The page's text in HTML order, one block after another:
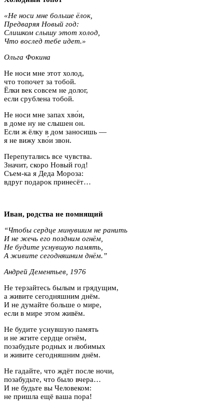
«Не носи мне больше ёлок,
Предваряя Новый год:
Слишком слышу этот холод,
Что вослед тебе идет.»
Ольга Фокина
Не носи мне этот холод,
что топочет за тобой.
Ёлки век совсем не долог,
если срублена тобой.
Не носи мне запах хво́и,
в доме ну не слышен он.
Если ж ёлку в дом заносишь —
я не вижу хво́и звон.
Перепутались все чувства.
Значит, скоро Новый год!
Съем-ка я Деда Мороза:
вдруг подарок принесёт…
Иван, родства не помнящий
“Чтобы сердце минувшим не ранить
И не жечь его поздним огнём,
Не будите уснувшую память,
А живите сегодняшним днём.”
Андрей Дементьев, 1976
Не терзайтесь былым и грядущим,
а живите сегодняшним днём.
И не думайте больше о мире,
если в мире этом живём.
Не будите уснувшую память
и не жгите сердце огнём,
позабудьте родных и любимых
и живите сегодняшним днём.
Не гадайте, что ждёт после ночи,
позабудьте, что было вчера…
И не будьте вы Человеком:
не пришла ещё ваша пора!